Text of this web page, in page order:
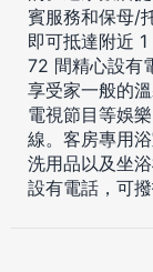
賓服務和保母/
即可抵達附近 1
72 間精心設有
享受家一般的
電視節目等娛
線。客房專用
洗用品以及坐
設有電話，可